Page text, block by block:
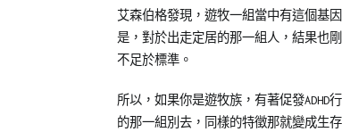
艾森伯格發現，遊牧一組當中有這個基
是，對於出走定居的那一組人，結果也
不足於標準。
所以，如果你是遊牧族，有著促發
的那一組別去，同樣的特徵那就變成生